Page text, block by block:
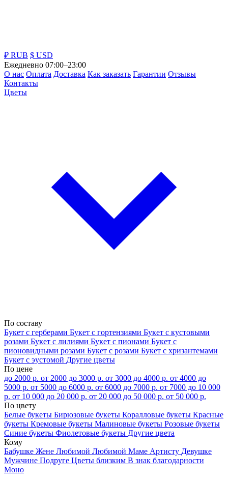
₽ RUB $ USD
Ежедневно 07:00–23:00
О нас Оплата Доставка Как заказать Гарантии Отзывы
Контакты
Цветы
По составу
Букет с герберами Букет с гортензиями Букет с кустовыми
розами Букет с лилиями Букет с пионами Букет с
пионовидными розами Букет с розами Букет с хризантемами
Букет с эустомой Другие цветы
По цене
до 2000 р. от 2000 до 3000 р. от 3000 до 4000 р. от 4000 до
5000 р. от 5000 до 6000 р. от 6000 до 7000 р. от 7000 до 10 000
р. от 10 000 до 20 000 р. от 20 000 до 50 000 р. от 50 000 р.
По цвету
Белые букеты Бирюзовые букеты Коралловые букеты Красные
букеты Кремовые букеты Малиновые букеты Розовые букеты
Синие букеты Фиолетовые букеты Другие цвета
Кому
Бабушке Жене Любимой Любимой Маме Артисту Девушке
Мужчине Подруге Цветы близким В знак благодарности
Моно